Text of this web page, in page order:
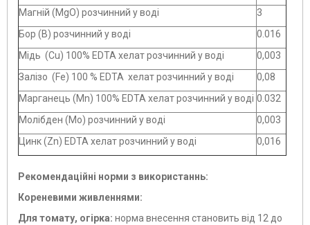
Магній (MgO) розчинний у воді
3
Бор (В) розчинний у воді
0.016
Мідь (Cu) 100% EDTA хелат розчинний у воді
0,003
Залізо (Fe) 100 % EDTA хелат розчинний у воді
0,08
Марганець (Mn) 100% EDTA хелат розчинний у воді 0.032
Молібден (Mo) розчинний у воді
0,003
Цинк (Zn) EDTA хелат розчинний у воді
0,016
Рекомендаційні норми з використаннь:
Кореневими живленнями:
Для томату, огірка: норма внесення становить від 12 до